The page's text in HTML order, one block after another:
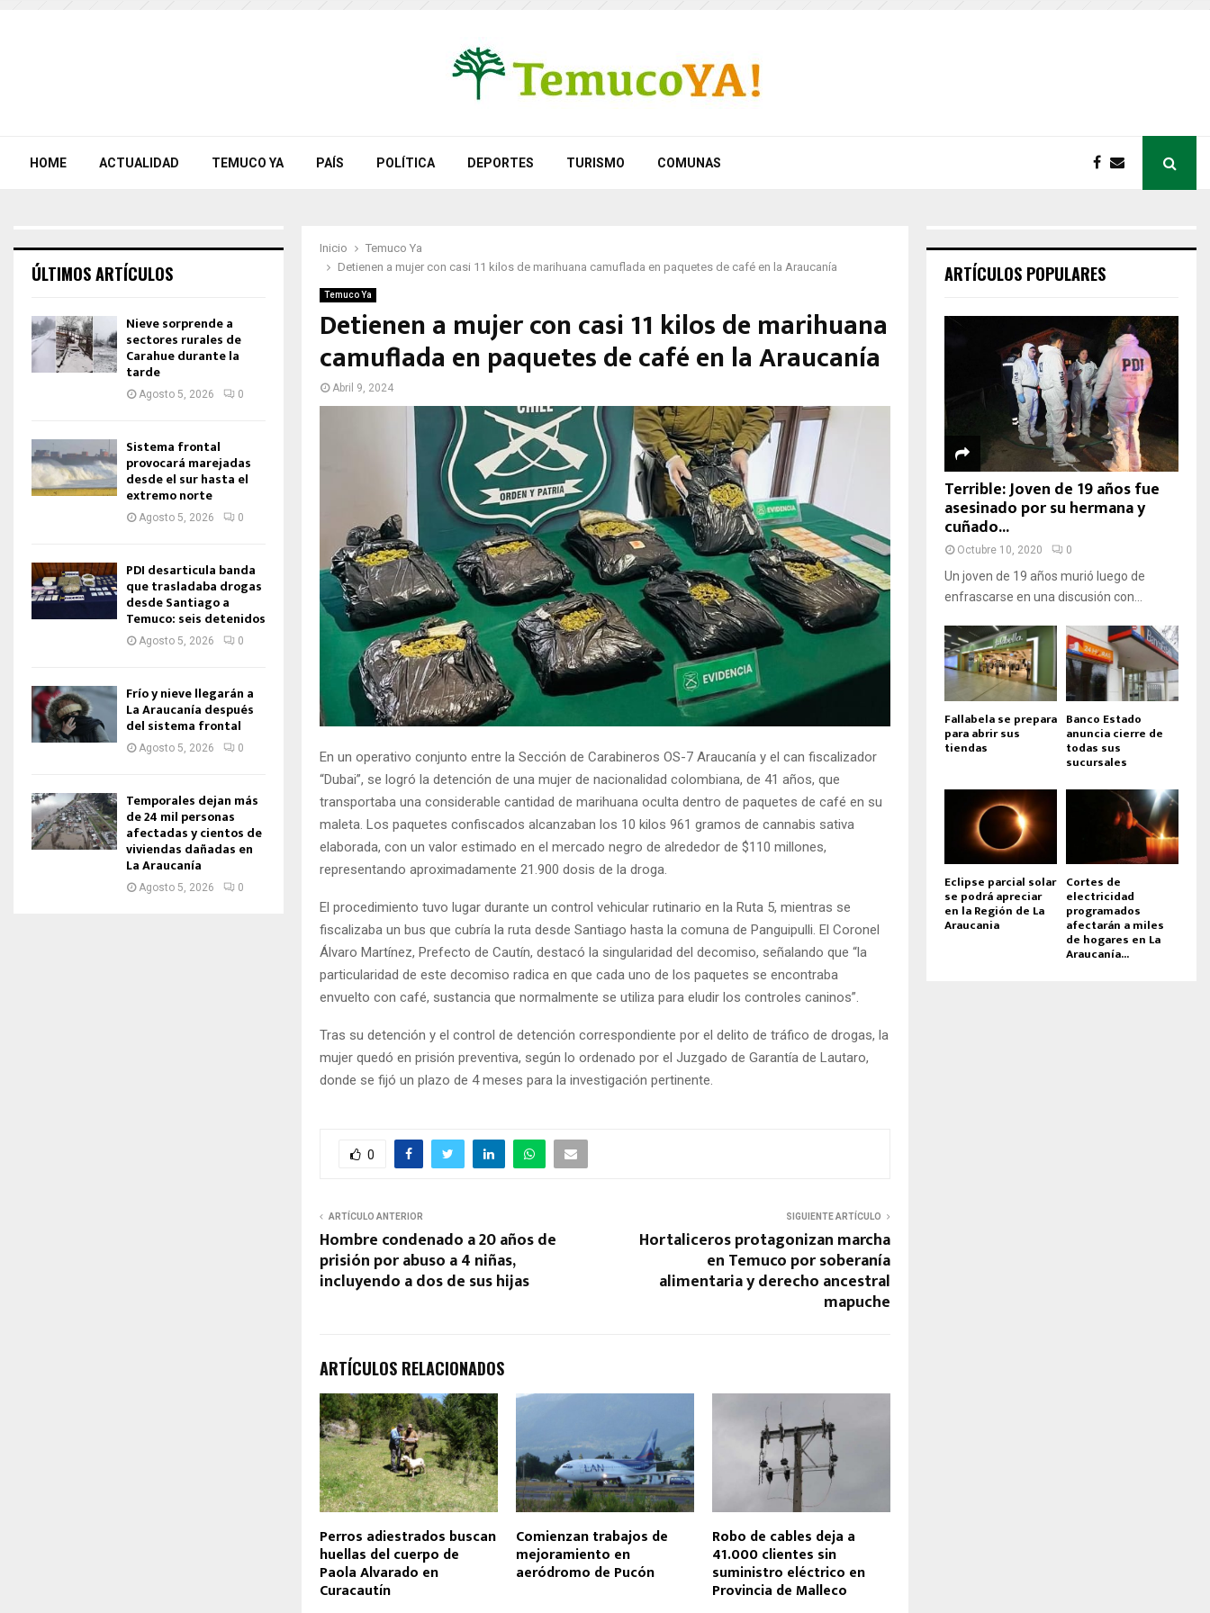
HOME ACTUALIDAD TEMUCO YA PAÍS POLÍTICA DEPORTES TURISMO COMUNAS
Inicio
Temuco Ya
Detienen a mujer con casi 11 kilos de marihuana camuflada en paquetes de café en la Araucanía
Temuco Ya
Detienen a mujer con casi 11 kilos de marihuana
camuflada en paquetes de café en la Araucanía
Abril 9, 2024
En un operativo conjunto entre la Sección de Carabineros OS-7 Araucanía y el can fiscalizador
“Dubai”, se logró la detención de una mujer de nacionalidad colombiana, de 41 años, que
transportaba una considerable cantidad de marihuana oculta dentro de paquetes de café en su
maleta. Los paquetes confiscados alcanzaban los 10 kilos 961 gramos de cannabis sativa
elaborada, con un valor estimado en el mercado negro de alrededor de $110 millones,
representando aproximadamente 21.900 dosis de la droga.
El procedimiento tuvo lugar durante un control vehicular rutinario en la Ruta 5, mientras se
fiscalizaba un bus que cubría la ruta desde Santiago hasta la comuna de Panguipulli. El Coronel
Álvaro Martínez, Prefecto de Cautín, destacó la singularidad del decomiso, señalando que “la
particularidad de este decomiso radica en que cada uno de los paquetes se encontraba
envuelto con café, sustancia que normalmente se utiliza para eludir los controles caninos”.
Tras su detención y el control de detención correspondiente por el delito de tráfico de drogas, la
mujer quedó en prisión preventiva, según lo ordenado por el Juzgado de Garantía de Lautaro,
donde se fijó un plazo de 4 meses para la investigación pertinente.
0
ARTÍCULO ANTERIOR
Hombre condenado a 20 años de
prisión por abuso a 4 niñas,
incluyendo a dos de sus hijas
SIGUIENTE ARTÍCULO
Hortaliceros protagonizan marcha
en Temuco por soberanía
alimentaria y derecho ancestral
mapuche
ARTÍCULOS RELACIONADOS
Perros adiestrados buscan
huellas del cuerpo de
Paola Alvarado en
Curacautín
Comienzan trabajos de
mejoramiento en
aeródromo de Pucón
Robo de cables deja a
41.000 clientes sin
suministro eléctrico en
Provincia de Malleco
ÚLTIMOS ARTÍCULOS
Nieve sorprende a
sectores rurales de
Carahue durante la
tarde
Agosto 5, 2026 0
Sistema frontal
provocará marejadas
desde el sur hasta el
extremo norte
Agosto 5, 2026 0
PDI desarticula banda
que trasladaba drogas
desde Santiago a
Temuco: seis detenidos
Agosto 5, 2026 0
Frío y nieve llegarán a
La Araucanía después
del sistema frontal
Agosto 5, 2026 0
Temporales dejan más
de 24 mil personas
afectadas y cientos de
viviendas dañadas en
La Araucanía
Agosto 5, 2026 0
ARTÍCULOS POPULARES
Terrible: Joven de 19 años fue
asesinado por su hermana y
cuñado...
Octubre 10, 2020 0
Un joven de 19 años murió luego de
enfrascarse en una discusión con...
Fallabela se prepara
para abrir sus
tiendas
Banco Estado
anuncia cierre de
todas sus
sucursales
Eclipse parcial solar
se podrá apreciar
en la Región de La
Araucania
Cortes de
electricidad
programados
afectarán a miles
de hogares en La
Araucanía...